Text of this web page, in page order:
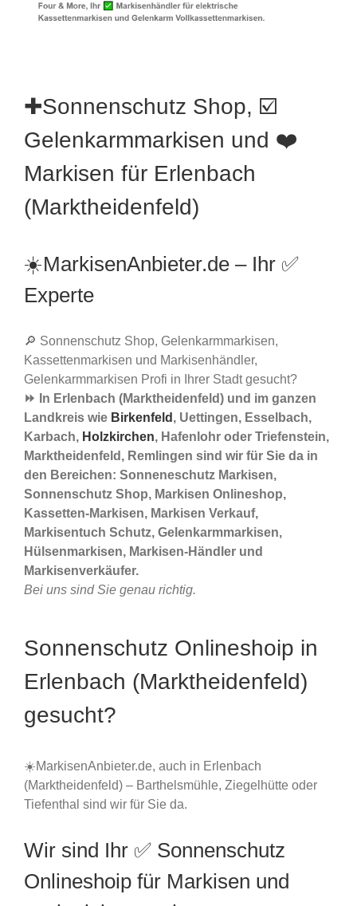
✚Sonnenschutz Shop, ☑️
Gelenkarmmarkisen und ❤️
Markisen für Erlenbach
(Marktheidenfeld)
☀️MarkisenAnbieter.de – Ihr ✅
Experte
🔎 Sonnenschutz Shop, Gelenkarmmarkisen,
Kassettenmarkisen und Markisenhändler,
Gelenkarmmarkisen Profi in Ihrer Stadt gesucht?
⏩ In Erlenbach (Marktheidenfeld) und im ganzen
Landkreis wie Birkenfeld , Uettingen, Esselbach,
Karbach, Holzkirchen, Hafenlohr oder Triefenstein,
Marktheidenfeld, Remlingen sind wir für Sie da in
den Bereichen: Sonneneschutz Markisen,
Sonnenschutz Shop, Markisen Onlineshop,
Kassetten-Markisen, Markisen Verkauf,
Markisentuch Schutz, Gelenkarmmarkisen,
Hülsenmarkisen, Markisen-Händler und
Markisenverkäufer.
Bei uns sind Sie genau richtig.
Sonnenschutz Onlineshoip in
Erlenbach (Marktheidenfeld)
gesucht?
☀️MarkisenAnbieter.de, auch in Erlenbach
(Marktheidenfeld) – Barthelsmühle, Ziegelhütte oder
Tiefenthal sind wir für Sie da.
Wir sind Ihr ✅ Sonnenschutz
Onlineshoip für Markisen und